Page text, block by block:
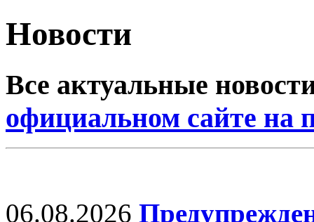
Новости
Все актуальные
официальном сайте
06.08.2026